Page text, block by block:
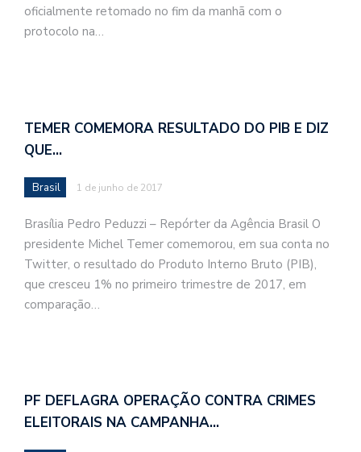
oficialmente retomado no fim da manhã com o
protocolo na…
TEMER COMEMORA RESULTADO DO PIB E DIZ
QUE…
Brasil 1 de junho de 2017
Brasília Pedro Peduzzi – Repórter da Agência Brasil O
presidente Michel Temer comemorou, em sua conta no
Twitter, o resultado do Produto Interno Bruto (PIB),
que cresceu 1% no primeiro trimestre de 2017, em
comparação…
PF DEFLAGRA OPERAÇÃO CONTRA CRIMES
ELEITORAIS NA CAMPANHA…